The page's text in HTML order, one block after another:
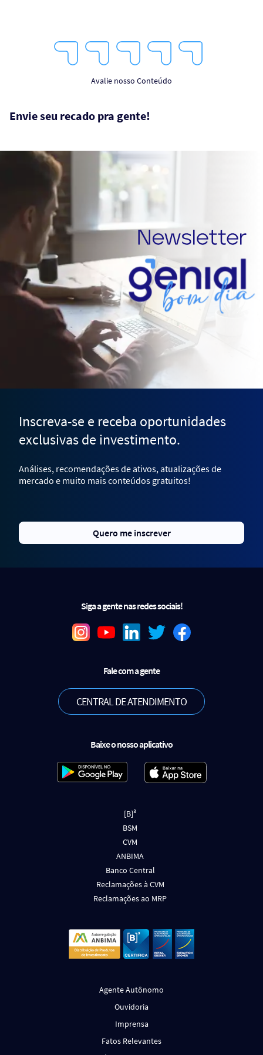
Stars Stars
Avalie nosso Conteúdo
Envie seu recado pra gente!
Inscreva-se e receba oportunidades
exclusivas de investimento.
Análises, recomendações de ativos, atualizações de
mercado e muito mais conteúdos gratuitos!
Quero me inscrever
Siga a gente nas redes sociais!
Fale com a gente
CENTRAL DE ATENDIMENTO
Baixe o nosso aplicativo
[B]³
BSM
CVM
ANBIMA
Banco Central
Reclamações à CVM
Reclamações ao MRP
Agente Autônomo
Ouvidoria
Imprensa
Fatos Relevantes